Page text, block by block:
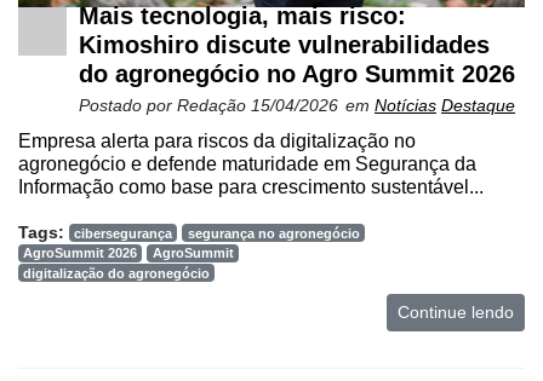
Mais tecnologia, mais risco:
Kimoshiro discute vulnerabilidades
do agronegócio no Agro Summit 2026
Postado por Redação 15/04/2026 em Notícias Destaque
Empresa alerta para riscos da digitalização no
agronegócio e defende maturidade em Segurança da
Informação como base para crescimento sustentável...
Tags: cibersegurança
segurança no agronegócio
AgroSummit 2026
AgroSummit
digitalização do agronegócio
Continue lendo